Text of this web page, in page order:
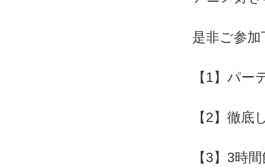
是非ご参
【1】パー
【2】徹底
【3】3時